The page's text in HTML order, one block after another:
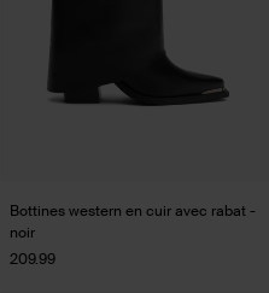
Bottines western en cuir avec rabat -
noir
209.99